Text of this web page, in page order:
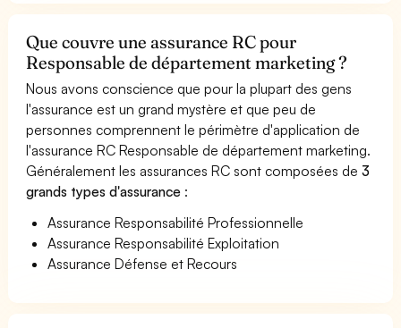
Que couvre une assurance RC pour
Responsable de département marketing ?
Nous avons conscience que pour la plupart des gens
l'assurance est un grand mystère et que peu de
personnes comprennent le périmètre d'application de
l'assurance RC Responsable de département marketing.
Généralement les assurances RC sont composées de3
grands types d'assurance :
Assurance Responsabilité Professionnelle
Assurance Responsabilité Exploitation
Assurance Défense et Recours